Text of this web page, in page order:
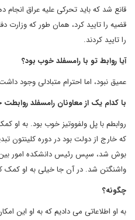
قانع شد که باید تحرکی علیه عراق
قضیه را تایید کرد، همان طور که وزارت
را تایید کردند.
آیا روابط تو با رامسفلد خوب بود؟
عمیق نبود، اما احترام متبادلی وجود
با کدام یک از معاونان رامسفلد
روابطم با پل ولفووتیز خوب بود. به او
که خارج از دولت بود در دوره کلینتون
بوش شد، سپس رئیس دانشکده امور بین
واشنگتن شد. در آن جا خیلی به او کمک
چگونه؟
به او اطلاعاتی می دادیم که به او این